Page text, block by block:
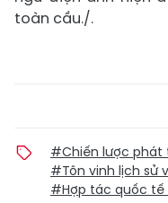
toàn cầu./.
#Chiến lược phát
#Tôn vinh lịch sử
#Hợp tác quốc tế